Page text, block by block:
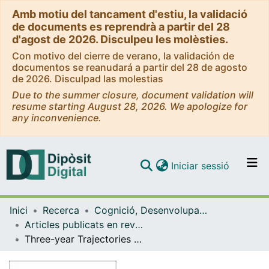
Amb motiu del tancament d'estiu, la validació
de documents es reprendrà a partir del 28
d'agost de 2026. Disculpeu les molèsties.
Con motivo del cierre de verano, la validación de
documentos se reanudará a partir del 28 de agosto
de 2026. Disculpad las molestias
Due to the summer closure, document validation will
resume starting August 28, 2026. We apologize for
any inconvenience.
Navega per tot el DD
Iniciar sessió (current)
Inici Recerca
Cognició, Desenvolupament i Psicologia de l'Educació
Articles publicats en revistes (Cognició, Desenvolupament i Psicologia de l'Educació)
Three-year Trajectories of Caregiver Burden in Alzheimer's Disease.